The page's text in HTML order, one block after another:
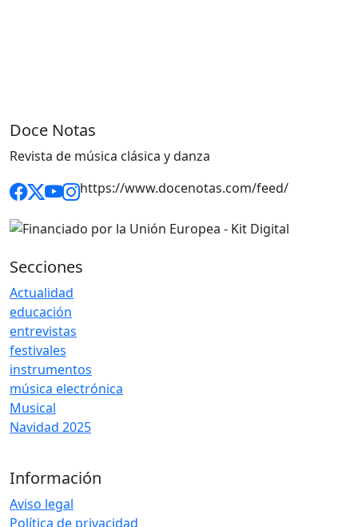
Doce Notas
Revista de música clásica y danza
https://www.docenotas.com/feed/
Secciones
Actualidad
educación
entrevistas
festivales
instrumentos
música electrónica
Musical
Navidad 2025
Información
Aviso legal
Política de privacidad